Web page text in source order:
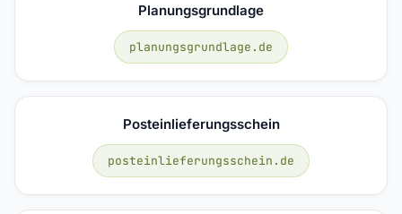
Planungsgrundlage
planungsgrundlage.de
Posteinlieferungsschein
posteinlieferungsschein.de